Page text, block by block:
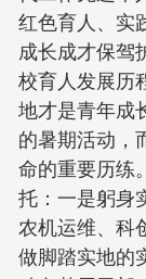
红色育人、实
成长成才保驾
校育人发展历
地才是青年成
的暑期活动，
命的重要历练
托：一是躬身
农机运维、科
做脚踏实地的